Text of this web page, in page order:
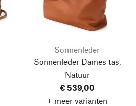
Sonnenleder
Sonnenleder Dames tas,
Natuur
€ 539,00
+ meer varianten